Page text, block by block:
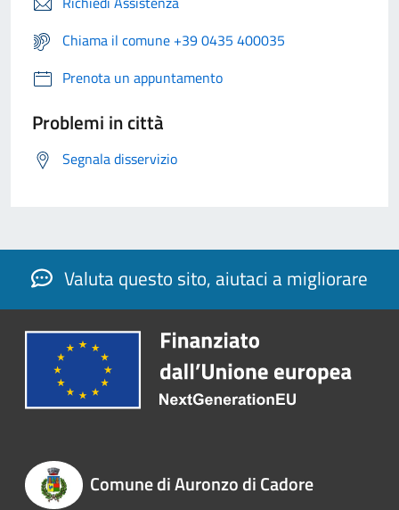
Chiama il comune +39 0435 400035
Prenota un appuntamento
Problemi in città
Segnala disservizio
Valuta questo sito, aiutaci a migliorare
Comune di Auronzo di Cadore